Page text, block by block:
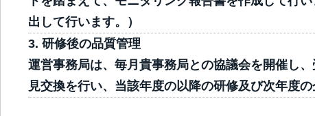
出して行います。）
研修後の品質管理
運営事務局は、毎月貴事務局との協議会を開催し
見交換を行い、当該年度の以降の研修及び次年度